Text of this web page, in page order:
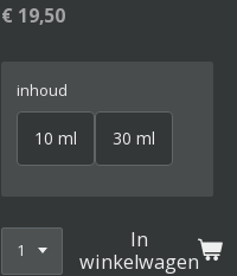
€ 19,50
inhoud
10 ml 30 ml
In
winkelwagen